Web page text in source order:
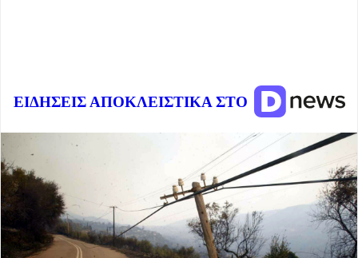
ΕΙΔΗΣΕΙΣ ΑΠΟΚΛΕΙΣΤΙΚΑ ΣΤΟ